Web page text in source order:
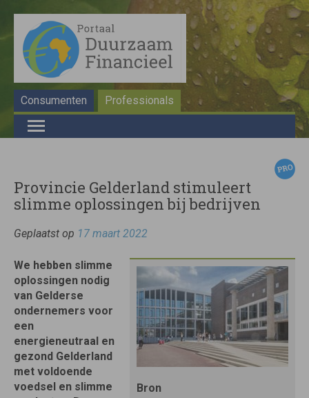
Consumenten Professionals
Provincie Gelderland stimuleert
slimme oplossingen bij bedrijven
Geplaatst op 17 maart 2022
Bron
We hebben slimme
oplossingen nodig
van Gelderse
ondernemers voor
een
energieneutraal en
gezond Gelderland
met voldoende
voedsel en slimme